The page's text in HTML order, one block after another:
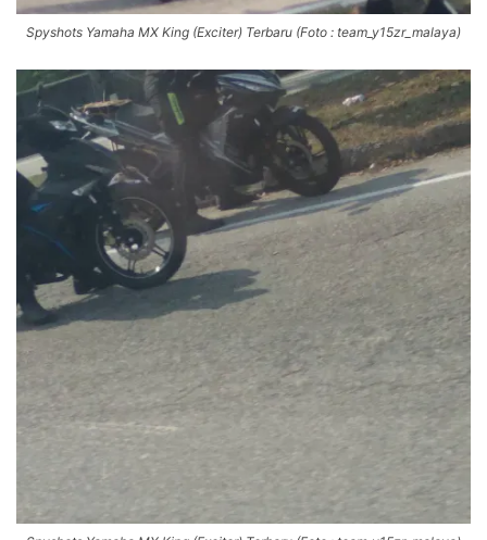
Spyshots Yamaha MX King (Exciter) Terbaru (Foto : team_y15zr_malaya)